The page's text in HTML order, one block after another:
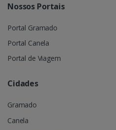
Nossos Portais
Portal Gramado
Portal Canela
Portal de Viagem
Cidades
Gramado
Canela